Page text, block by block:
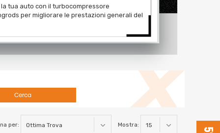
tua auto con il turbocompressore
per migliorare le prestazioni generali del
Cerca
per: Mostra: